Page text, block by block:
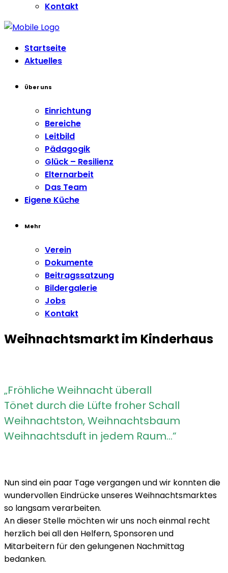
Kontakt
Startseite
Aktuelles
Über uns
Einrichtung
Bereiche
Leitbild
Pädagogik
Glück – Resilienz
Elternarbeit
Das Team
Eigene Küche
Mehr
Verein
Dokumente
Beitragssatzung
Bildergalerie
Jobs
Kontakt
Weihnachtsmarkt im Kinderhaus
„Fröhliche Weihnacht überall
Tönet durch die Lüfte froher Schall
Weihnachtston, Weihnachtsbaum
Weihnachtsduft in jedem Raum…“
Nun sind ein paar Tage vergangen und wir konnten die
wundervollen Eindrücke unseres Weihnachtsmarktes
so langsam verarbeiten.
An dieser Stelle möchten wir uns noch einmal recht
herzlich bei all den Helfern, Sponsoren und
Mitarbeitern für den gelungenen Nachmittag
bedanken.